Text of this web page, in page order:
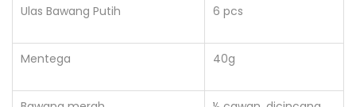
40g
Bawang merah ½ cawan, dicincang